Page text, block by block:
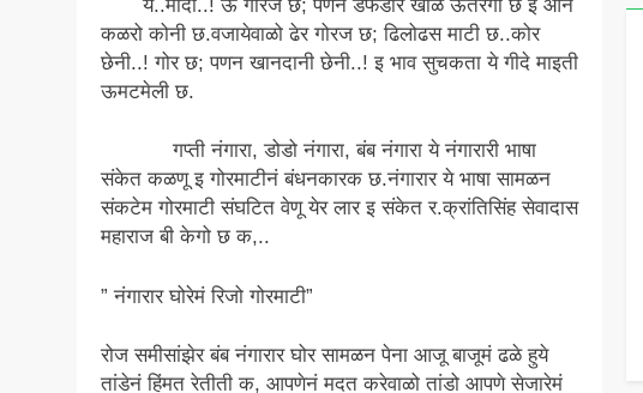
ये..मांदी..! ऊ गोरज छ; पणन डफडार खोळ ऊतरगी छ इ ओन
कळरो कोनी छ.वजायेवाळो ढेर गोरज छ; ढिलोढस माटी छ..कोर
छेनी..! गोर छ; पणन खानदानी छेनी..! इ भाव सुचकता ये गीदे माइती
ऊमटमेली छ.
गप्ती नंगारा, डोडो नंगारा, बंब नंगारा ये नंगारारी भाषा
संकेत कळणू इ गोरमाटीनं बंधनकारक छ.नंगारार ये भाषा सामळन
संकटेम गोरमाटी संघटित वेणू येर लार इ संकेत र.क्रांतिसिंह सेवादास
महाराज बी केगो छ क,..
” नंगारार घोरेमं रिजो गोरमाटी”
रोज समीसांझेर बंब नंगारार घोर सामळन पेना आजू बाजूमं ढळे हुये
तांडेनं हिंमत रेतीती क, आपणेनं मदत करेवाळो तांडो आपणे सेजारेमं